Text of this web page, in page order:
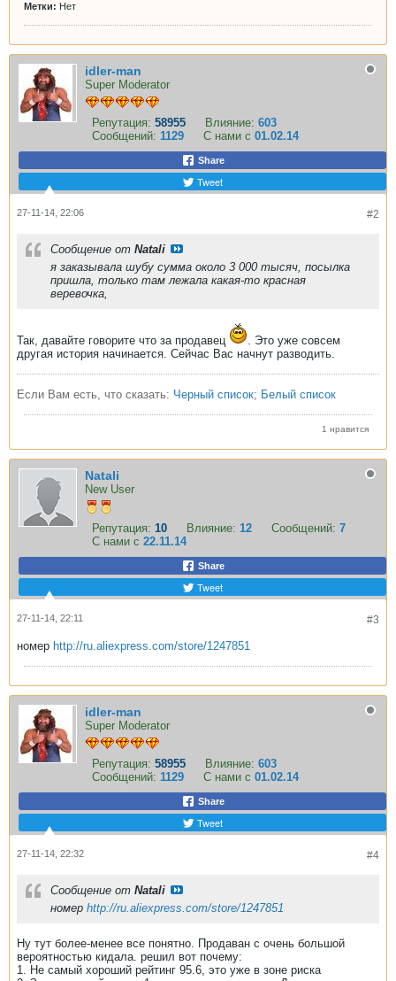
Метки: Нет
idler-man
Super Moderator
Репутация: 58955 Влияние: 603
Сообщений: 1129 С нами с 01.02.14
Share
Tweet
#2
27-11-14, 22:06
Сообщение от Natali
я заказывала шубу сумма около 3 000 тысяч, посылка
пришла, только там лежала какая-то красная
веревочка,
Так, давайте говорите что за продавец
. Это уже совсем
другая история начинается. Сейчас Вас начнут разводить.
Если Вам есть, что сказать: Черный список; Белый список
1 нравится
Natali
New User
Репутация: 10 Влияние: 12 Сообщений: 7
С нами с 22.11.14
Share
Tweet
#3
27-11-14, 22:11
номер http://ru.aliexpress.com/store/1247851
idler-man
Super Moderator
Репутация: 58955 Влияние: 603
Сообщений: 1129 С нами с 01.02.14
Share
Tweet
#4
27-11-14, 22:32
Сообщение от Natali
номер http://ru.aliexpress.com/store/1247851
Ну тут более-менее все понятно. Продаван с очень большой
вероятностью кидала. решил вот почему:
1. Не самый хороший рейтинг 95.6, это уже в зоне риска